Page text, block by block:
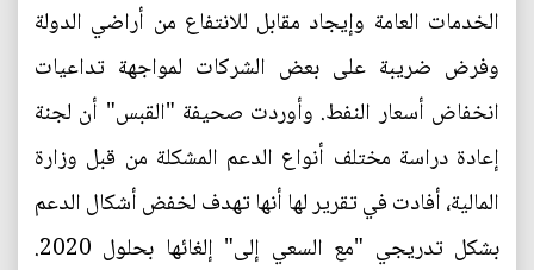
الخدمات العامة وإيجاد مقابل للانتفاع من أراضي الدولة
وفرض ضريبة على بعض الشركات لمواجهة تداعيات
انخفاض أسعار النفط. وأوردت صحيفة "القبس" أن لجنة
إعادة دراسة مختلف أنواع الدعم المشكلة من قبل وزارة
المالية، أفادت في تقرير لها أنها تهدف لخفض أشكال الدعم
بشكل تدريجي "مع السعي إلى" إلغائها بحلول 2020.